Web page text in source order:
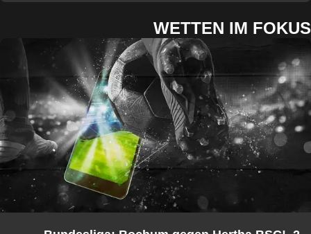
WETTEN IM FOKUS